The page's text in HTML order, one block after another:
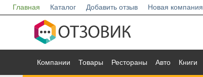
Главная Каталог Добавить отзыв Новая компания
Компании Товары Рестораны Авто Книги